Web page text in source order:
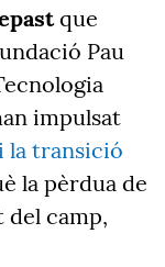
que
Pau
impulsat
la transició
la pèrdua de
del camp,